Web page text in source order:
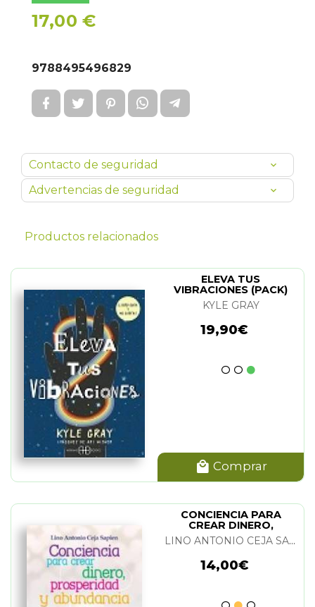
17,00 €
9788495496829
Contacto de seguridad
Advertencias de seguridad
Productos relacionados
ELEVA TUS
VIBRACIONES (PACK)
KYLE GRAY
19,90€
Comprar
CONCIENCIA PARA
CREAR DINERO,
PROSPERIDAD Y
ABUNDANCIA
LINO ANTONIO CEJA SAPIEN
14,00€